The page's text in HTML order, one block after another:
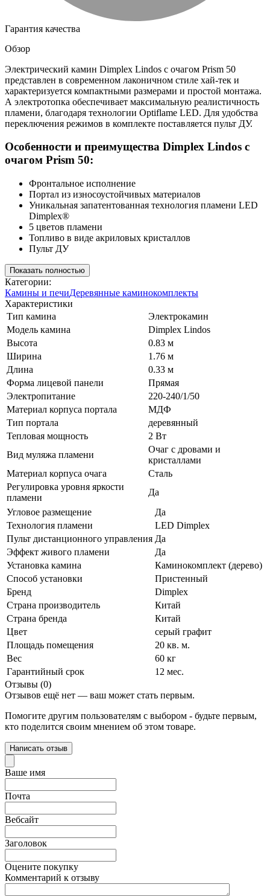
Гарантия качества
Обзор
Электрический камин Dimplex Lindos с очагом Prism 50
представлен в современном лаконичном стиле хай-тек и
характеризуется компактными размерами и простой монтажа.
А электротопка обеспечивает максимальную реалистичность
пламени, благодаря технологии Optiflame LED. Для удобства
переключения режимов в комплекте поставляется пульт ДУ.
Особенности и преимущества Dimplex Lindos с
очагом Prism 50:
Фронтальное исполнение
Портал из износоустойчивых материалов
Уникальная запатентованная технология пламени LED
Dimplex®
5 цветов пламени
Топливо в виде акриловых кристаллов
Пульт ДУ
Показать полностью
Категории:
Камины и печиДеревянные каминокомплекты
Характеристики
Тип камина
Электрокамин
Модель камина
Dimplex Lindos
Высота
0.83 м
Ширина
1.76 м
Длина
0.33 м
Форма лицевой панели
Прямая
Электропитание
220-240/1/50
Материал корпуса портала
МДФ
Тип портала
деревянный
Тепловая мощность
2 Вт
Вид муляжа пламени
Очаг с дровами и
кристаллами
Материал корпуса очага
Сталь
Регулировка уровня яркости
пламени
Да
Угловое размещение
Да
Технология пламени
LED Dimplex
Пульт дистанционного управления Да
Эффект живого пламени
Да
Установка камина
Каминокомплект (дерево)
Способ установки
Пристенный
Бренд
Dimplex
Страна производитель
Китай
Страна бренда
Китай
Цвет
серый графит
Площадь помещения
20 кв. м.
Вес
60 кг
Гарантийный срок
12 мес.
Отзывы (0)
Отзывов ещё нет — ваш может стать первым.
Помогите другим пользователям с выбором - будьте первым,
кто поделится своим мнением об этом товаре.
Написать отзыв
Ваше имя
Почта
Вебсайт
Заголовок
Оцените покупку
Комментарий к отзыву